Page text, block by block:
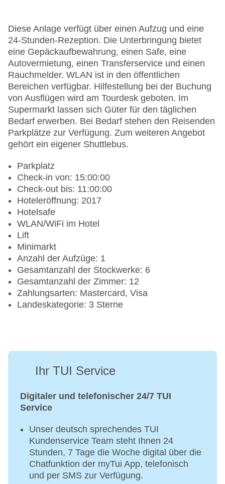
Diese Anlage verfügt über einen Aufzug und eine
24-Stunden-Rezeption. Die Unterbringung bietet
eine Gepäckaufbewahrung, einen Safe, eine
Autovermietung, einen Transferservice und einen
Rauchmelder. WLAN ist in den öffentlichen
Bereichen verfügbar. Hilfestellung bei der Buchung
von Ausflügen wird am Tourdesk geboten. Im
Supermarkt lassen sich Güter für den täglichen
Bedarf erwerben. Bei Bedarf stehen den Reisenden
Parkplätze zur Verfügung. Zum weiteren Angebot
gehört ein eigener Shuttlebus.
Parkplatz
Check-in von: 15:00:00
Check-out bis: 11:00:00
Hoteleröffnung: 2017
Hotelsafe
WLAN/WiFi im Hotel
Lift
Minimarkt
Anzahl der Aufzüge: 1
Gesamtanzahl der Stockwerke: 6
Gesamtanzahl der Zimmer: 12
Zahlungsarten: Mastercard, Visa
Landeskategorie: 3 Sterne
Ihr TUI Service
Digitaler und telefonischer 24/7 TUI
Service
Unser deutsch sprechendes TUI
Kundenservice Team steht Ihnen 24
Stunden, 7 Tage die Woche digital über die
Chatfunktion der myTui App, telefonisch
und per SMS zur Verfügung.